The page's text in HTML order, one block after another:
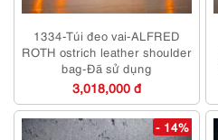
1334-Túi đeo vai-ALFRED
ROTH ostrich leather shoulder
bag-Đã sử dụng
3,018,000 đ
- 14%